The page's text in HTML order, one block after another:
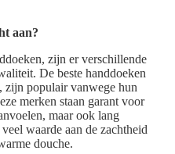
aan?
zijn er verschillende
De beste handdoeken
zijn populair vanwege hun
merken staan garant voor
maar ook lang
waarde aan de zachtheid
douche.